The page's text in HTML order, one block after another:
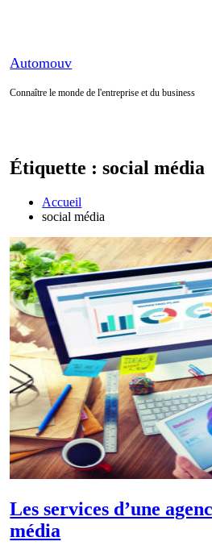
Automouv
Connaître le monde de l'entreprise et du business
Étiquette :social média
Accueil
social média
Les services d’une
média